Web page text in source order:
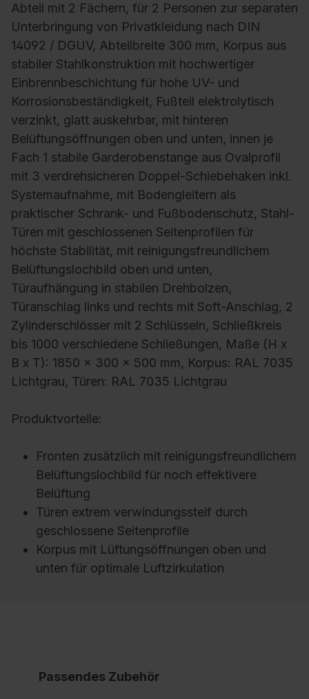
Abteil mit 2 Fächern, für 2 Personen zur separaten
Unterbringung von Privatkleidung nach DIN
14092 / DGUV, Abteilbreite 300 mm, Korpus aus
stabiler Stahlkonstruktion mit hochwertiger
Einbrennbeschichtung für hohe UV- und
Korrosionsbeständigkeit, Fußteil elektrolytisch
verzinkt, glatt auskehrbar, mit hinteren
Belüftungsöffnungen oben und unten, innen je
Fach 1 stabile Garderobenstange aus Ovalprofil
mit 3 verdrehsicheren Doppel-Schiebehaken inkl.
Systemaufnahme, mit Bodengleitern als
praktischer Schrank- und Fußbodenschutz, Stahl-
Türen mit geschlossenen Seitenprofilen für
höchste Stabilität, mit reinigungsfreundlichem
Belüftungslochbild oben und unten,
Türaufhängung in stabilen Drehbolzen,
Türanschlag links und rechts mit Soft-Anschlag, 2
Zylinderschlösser mit 2 Schlüsseln, Schließkreis
bis 1000 verschiedene Schließungen, Maße (H x
B x T): 1850 x 300 x 500 mm, Korpus: RAL 7035
Lichtgrau, Türen: RAL 7035 Lichtgrau
Produktvorteile:
Fronten zusätzlich mit reinigungsfreundlichem
Belüftungslochbild für noch effektivere
Belüftung
Türen extrem verwindungssteif durch
geschlossene Seitenprofile
Korpus mit Lüftungsöffnungen oben und
unten für optimale Luftzirkulation
Passendes Zubehör